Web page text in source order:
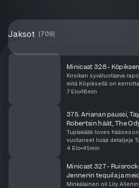
Jaksot (709)
Minicast 328 -
Kirsikan syväluotaava
mitä Köpiksellä on
lisäksi tarjolla oli
7 Elo 18min
375. Arianan paussi,
Robertsin häät, The
Zara Larsson
Tuplakääk loves
vuotaneet lisää detaljeja
häistä! Näyttelijä Emma
4 Elo 45min
Minicast 327 -
Jennerin tequila ja
Minkälainen oli Lily